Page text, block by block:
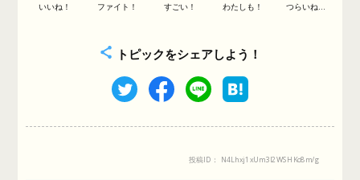
いいね！ ファイト！ すごい！ わたしも！ つらいね...
トピックをシェアしよう！
投稿ID： N4Lhxj1xUm3I2WSHKo8m/g